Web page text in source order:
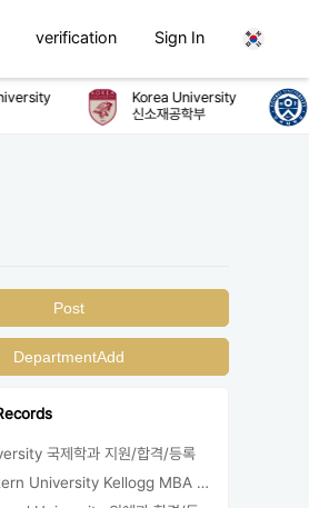
verification Sign In
Korea University
신소재공학부
Post
DepartmentAdd
국제학과 지원/합격/등록
Northwestern University Kellogg MBA 합격